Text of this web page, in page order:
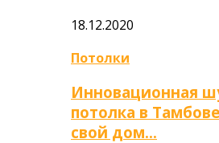
18.12.2020
Потолки
Инновационная
потолка в
свой дом…